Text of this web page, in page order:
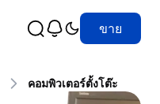
ขาย
คอมพิวเตอร์ตั้งโต๊ะ